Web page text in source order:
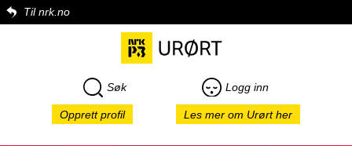
Til nrk.no
Søk Logg inn
Opprett profil Les mer om Urørt her